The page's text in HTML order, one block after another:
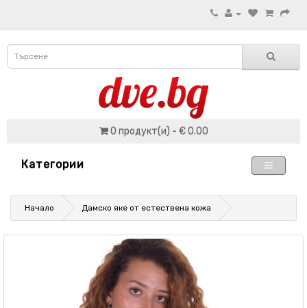
0 продукт(и) - € 0.00
Категории
Начало Дамско яке от естествена кожа